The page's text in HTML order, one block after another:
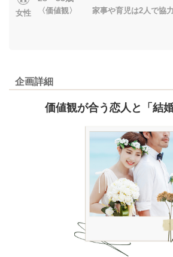
女性 〈価値観〉 家事や育児は2人で協
企画詳細
価値観が合う恋人と「結